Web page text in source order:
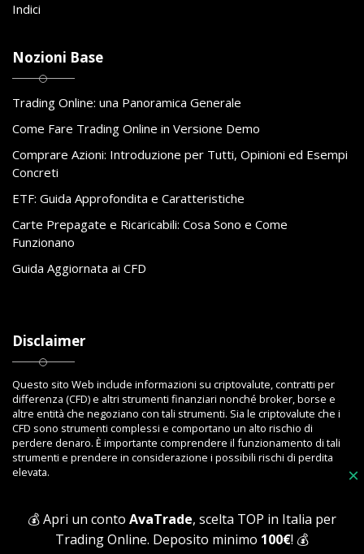
×
💰 Apri un conto AvaTrade, scelta TOP in Italia per
Trading Online. Deposito minimo 100€! 💰
Indici
Nozioni Base
Trading Online: una Panoramica Generale
Come Fare Trading Online in Versione Demo
Comprare Azioni: Introduzione per Tutti, Opinioni ed Esempi
Concreti
ETF: Guida Approfondita e Caratteristiche
Carte Prepagate e Ricaricabili: Cosa Sono e Come
Funzionano
Guida Aggiornata ai CFD
Disclaimer
Questo sito Web include informazioni su criptovalute, contratti per
differenza (CFD) e altri strumenti finanziari nonché broker, borse e
altre entità che negoziano con tali strumenti. Sia le criptovalute che i
CFD sono strumenti complessi e comportano un alto rischio di
perdere denaro. È importante comprendere il funzionamento di tali
strumenti e prendere in considerazione i possibili rischi di perdita
elevata.
Copyright © 2023 Toptrading.org - Edito da ViboBet - Sede legale: Via